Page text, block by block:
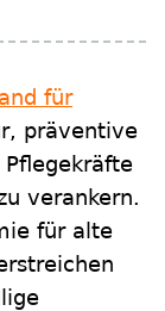
für
präventive
Pflegekräfte
verankern.
für alte